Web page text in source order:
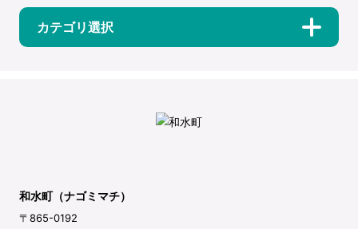
カテゴリ選択
和水町（ナゴミマチ）
〒865-0192